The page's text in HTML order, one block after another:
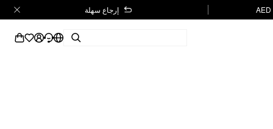
إرجاع سهلة